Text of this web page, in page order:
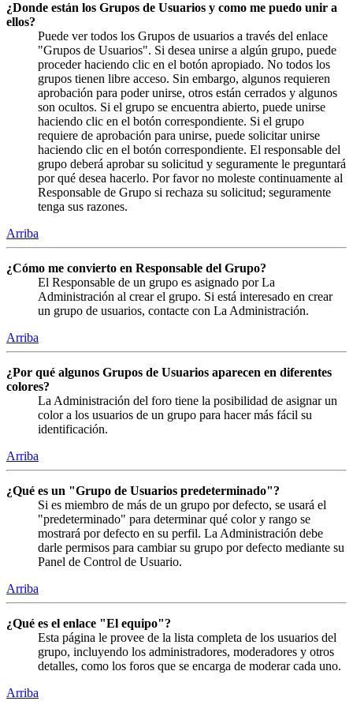
¿Donde están los Grupos de Usuarios y como me puedo unir a
ellos?
Puede ver todos los Grupos de usuarios a través del enlace
"Grupos de Usuarios". Si desea unirse a algún grupo, puede
proceder haciendo clic en el botón apropiado. No todos los
grupos tienen libre acceso. Sin embargo, algunos requieren
aprobación para poder unirse, otros están cerrados y algunos
son ocultos. Si el grupo se encuentra abierto, puede unirse
haciendo clic en el botón correspondiente. Si el grupo
requiere de aprobación para unirse, puede solicitar unirse
haciendo clic en el botón correspondiente. El responsable del
grupo deberá aprobar su solicitud y seguramente le preguntará
por qué desea hacerlo. Por favor no moleste continuamente al
Responsable de Grupo si rechaza su solicitud; seguramente
tenga sus razones.
Arriba
¿Cómo me convierto en Responsable del Grupo?
El Responsable de un grupo es asignado por La
Administración al crear el grupo. Si está interesado en crear
un grupo de usuarios, contacte con La Administración.
Arriba
¿Por qué algunos Grupos de Usuarios aparecen en diferentes
colores?
La Administración del foro tiene la posibilidad de asignar un
color a los usuarios de un grupo para hacer más fácil su
identificación.
Arriba
¿Qué es un "Grupo de Usuarios predeterminado"?
Si es miembro de más de un grupo por defecto, se usará el
"predeterminado" para determinar qué color y rango se
mostrará por defecto en su perfil. La Administración debe
darle permisos para cambiar su grupo por defecto mediante su
Panel de Control de Usuario.
Arriba
¿Qué es el enlace "El equipo"?
Esta página le provee de la lista completa de los usuarios del
grupo, incluyendo los administradores, moderadores y otros
detalles, como los foros que se encarga de moderar cada uno.
Arriba